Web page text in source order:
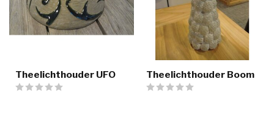
Theelichthouder UFO Theelichthouder Boom